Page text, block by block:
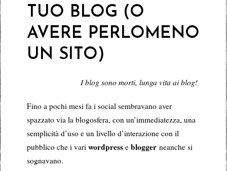
TUO BLOG (O
AVERE PERLOMENO
UN SITO)
I blog sono morti, lunga vita ai blog!
Fino a pochi mesi fa i social sembravano aver
spazzato via la blogosfera, con un’immediatezza, una
semplicità d’uso e un livello d’interazione con il
pubblico che i vari wordpresse bloggerneanche si
sognavano.